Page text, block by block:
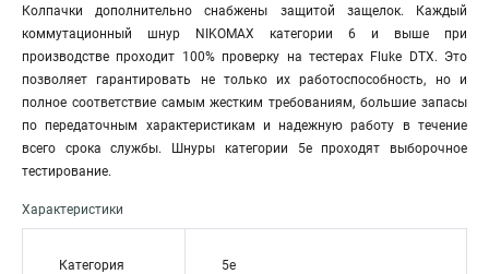
Колпачки дополнительно снабжены защитой защелок. Каждый
коммутационный шнур NIKOMAX категории 6 и выше при
производстве проходит 100% проверку на тестерах Fluke DTX. Это
позволяет гарантировать не только их работоспособность, но и
полное соответствие самым жестким требованиям, большие запасы
по передаточным характеристикам и надежную работу в течение
всего срока службы. Шнуры категории 5е проходят выборочное
тестирование.
Характеристики
Категория 5e